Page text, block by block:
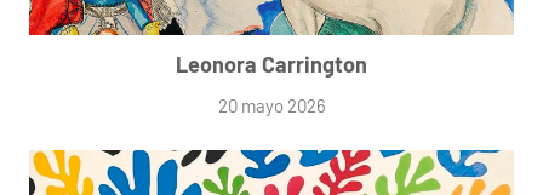
Leonora Carrington
20 mayo 2026